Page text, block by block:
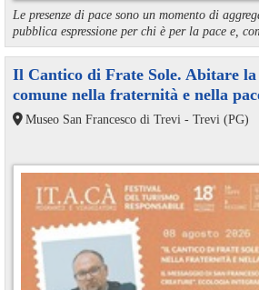
Le presenze di pace sono un momento di
pubblica espressione per chi è per la pace e,
Il Cantico di Frate Sole. Abitare la
comune nella fraternità e nella
Museo San Francesco di Trevi - Trevi (PG)